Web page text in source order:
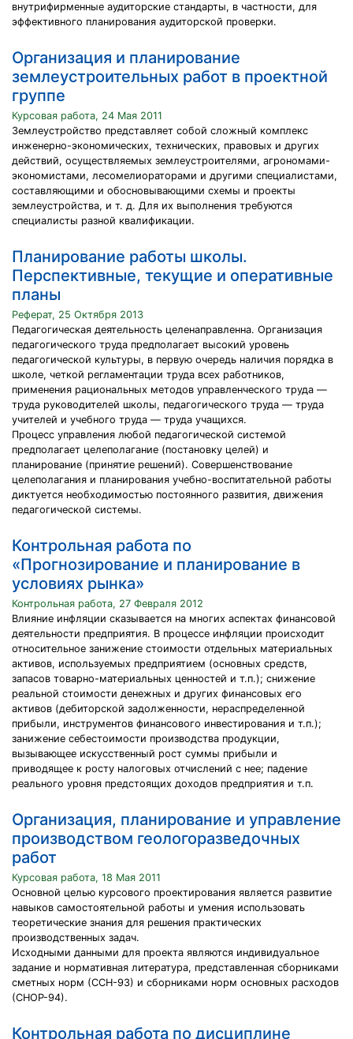
внутрифирменные аудиторские стандарты, в частности, для
эффективного планирования аудиторской проверки.
Организация и планирование
землеустроительных работ в проектной
группе
Курсовая работа, 24 Мая 2011
Землеустройство представляет собой сложный комплекс
инженерно-экономических, технических, правовых и других
действий, осуществляемых землеустроителями, агрономами-
экономистами, лесомелиораторами и другими специалистами,
составляющими и обосновывающими схемы и проекты
землеустройства, и т. д. Для их выполнения требуются
специалисты разной квалификации.
Планирование работы школы.
Перспективные, текущие и оперативные
планы
Реферат, 25 Октября 2013
Педагогическая деятельность целенаправленна. Организация
педагогического труда предполагает высокий уровень
педагогической культуры, в первую очередь наличия порядка в
школе, четкой регламентации труда всех работников,
применения рациональных методов управленческого труда —
труда руководителей школы, педагогического труда — труда
учителей и учебного труда — труда учащихся.
Процесс управления любой педагогической системой
предполагает целеполагание (постановку целей) и
планирование (принятие решений). Совершенствование
целеполагания и планирования учебно-воспитательной работы
диктуется необходимостью постоянного развития, движения
педагогической системы.
Контрольная работа по
«Прогнозирование и планирование в
условиях рынка»
Контрольная работа, 27 Февраля 2012
Влияние инфляции сказывается на многих аспектах финансовой
деятельности предприятия. В процессе инфляции происходит
относительное занижение стоимости отдельных материальных
активов, используемых предприятием (основных средств,
запасов товарно-материальных ценностей и т.п.); снижение
реальной стоимости денежных и других финансовых его
активов (дебиторской задолженности, нераспределенной
прибыли, инструментов финансового инвестирования и т.п.);
занижение себестоимости производства продукции,
вызывающее искусственный рост суммы прибыли и
приводящее к росту налоговых отчислений с нее; падение
реального уровня предстоящих доходов предприятия и т.п.
Организация, планирование и управление
производством геологоразведочных
работ
Курсовая работа, 18 Мая 2011
Основной целью курсового проектирования является развитие
навыков самостоятельной работы и умения использовать
теоретические знания для решения практических
производственных задач.
Исходными данными для проекта являются индивидуальное
задание и нормативная литература, представленная сборниками
сметных норм (ССН-93) и сборниками норм основных расходов
(СНОР-94).
Контрольная работа по дисциплине